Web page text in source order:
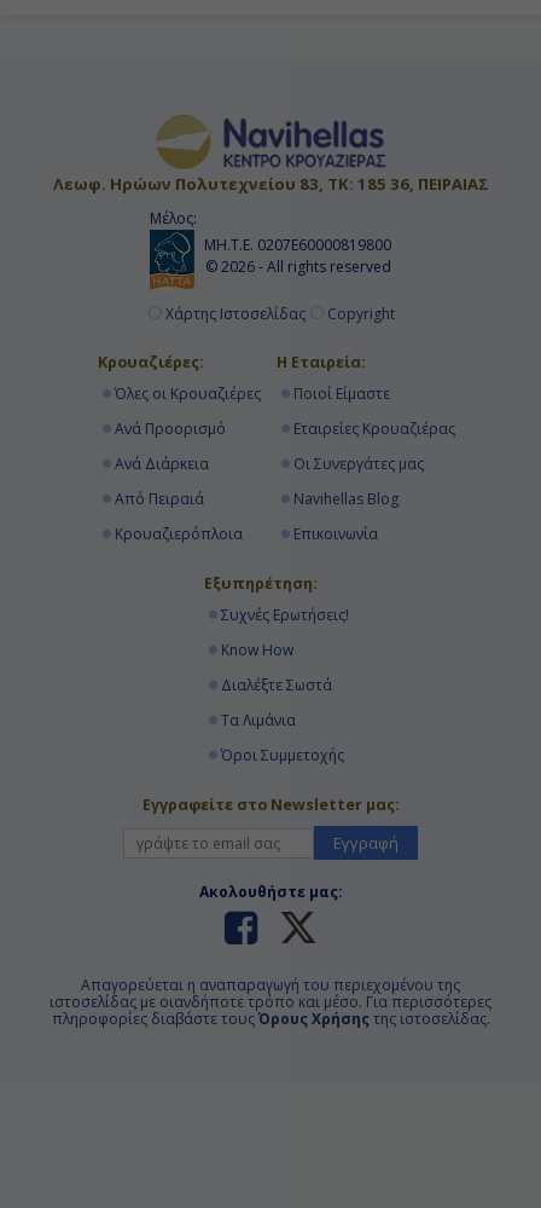
Λεωφ. Ηρώων Πολυτεχνείου 83, ΤΚ: 185 36, ΠΕΙΡΑΙΑΣ
Μέλος:
ΜΗ.Τ.Ε. 0207Ε60000819800
© 2026 - All rights reserved
Χάρτης Ιστοσελίδας Copyright
Κρουαζιέρες:
Όλες οι Κρουαζιέρες
Ανά Προορισμό
Ανά Διάρκεια
Από Πειραιά
Κρουαζιερόπλοια
Η Εταιρεία:
Ποιοί Είμαστε
Εταιρείες Κρουαζιέρας
Οι Συνεργάτες μας
Navihellas Blog
Επικοινωνία
Εξυπηρέτηση:
Συχνές Ερωτήσεις!
Know How
Διαλέξτε Σωστά
Τα Λιμάνια
Όροι Συμμετοχής
Εγγραφείτε στο Newsletter μας:
Εγγραφή
Ακολουθήστε μας:
Απαγορεύεται η αναπαραγωγή του περιεχομένου της
ιστοσελίδας με οιανδήποτε τρόπο και μέσο. Για περισσότερες
πληροφορίες διαβάστε τουςΌρους Χρήσης της ιστοσελίδας.